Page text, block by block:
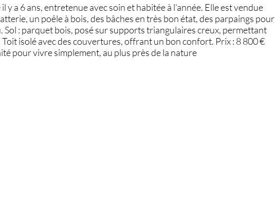
y a 6 ans, entretenue avec soin et habitée à l’année. Elle est vendue
un poêle à bois, des bâches en très bon état, des parpaings pour
Sol : parquet bois, posé sur supports triangulaires creux, permettant
isolé avec des couvertures, offrant un bon confort. Prix : 8 800 €
pour vivre simplement, au plus près de la nature